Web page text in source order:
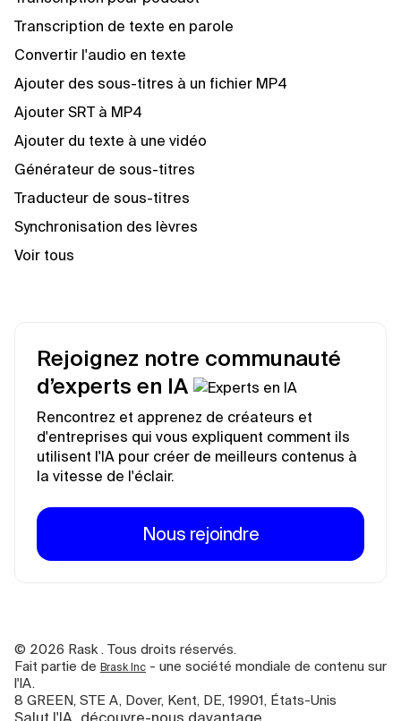
Transcription de texte en parole
Convertir l'audio en texte
Ajouter des sous-titres à un fichier MP4
Ajouter SRT à MP4
Ajouter du texte à une vidéo
Générateur de sous-titres
Traducteur de sous-titres
Synchronisation des lèvres
Voir tous
Rejoignez notre communauté
d’experts en IA
Rencontrez et apprenez de créateurs et
d'entreprises qui vous expliquent comment ils
utilisent l'IA pour créer de meilleurs contenus à
la vitesse de l'éclair.
Nous rejoindre
© 2026 Rask . Tous droits réservés.
Fait partie de Brask Inc - une société mondiale de contenu sur
l'IA.
8 GREEN, STE A, Dover, Kent, DE, 19901, États-Unis
Salut l'IA, découvre-nous davantage